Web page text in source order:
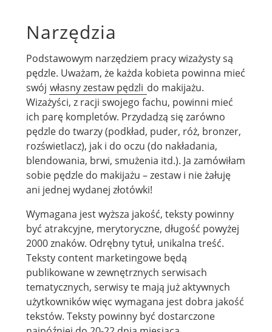
Narzędzia
Podstawowym narzędziem pracy wizażysty są
pędzle. Uważam, że każda kobieta powinna mieć
swój własny zestaw pędzli do makijażu.
Wizażyści, z racji swojego fachu, powinni mieć
ich parę kompletów. Przydadzą się zarówno
pędzle do twarzy (podkład, puder, róż, bronzer,
rozświetlacz), jak i do oczu (do nakładania,
blendowania, brwi, smużenia itd.). Ja zamówiłam
sobie pędzle do makijażu – zestaw i nie żałuję
ani jednej wydanej złotówki!
Wymagana jest wyższa jakość, teksty powinny
być atrakcyjne, merytoryczne, długość powyżej
2000 znaków. Odrębny tytuł, unikalna treść.
Teksty content marketingowe będą
publikowane w zewnętrznych serwisach
tematycznych, serwisy te mają już aktywnych
użytkowników więc wymagana jest dobra jakość
tekstów. Teksty powinny być dostarczone